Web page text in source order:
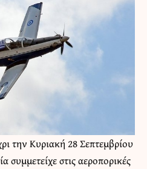
την Κυριακή 28 Σεπτεμβρίου
συμμετείχε στις αεροπορικές